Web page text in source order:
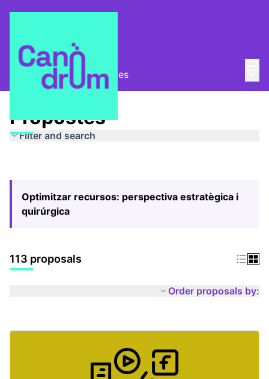
Pla Estratègic Propostes
Propostes
Filter and search
Optimitzar recursos: perspectiva estratègica i
quirúrgica
113 proposals
Order proposals by: